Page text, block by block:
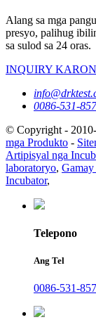
Alang sa mga
presyo, palihug
sa sulod sa 24 oras.
INQUIRY KARON
0086-531-
© Copyright -
mga Produkto -
Artipisyal nga
laboratoryo,
Incubator,
Telepono
Ang Tel
0086-531-